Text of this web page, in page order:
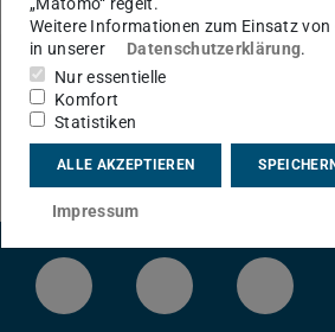
LinkedIn-Seite der TU
Instagram-
Weitere Informationen zum Einsatz von
in unserer
Datenschutzerklärung.
Nur essentielle
Komfort
Statistiken
ALLE AKZEPTIEREN
Impressum